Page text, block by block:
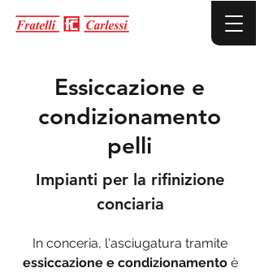
Essiccazione e
condizionamento
pelli
Impianti per la rifinizione
conciaria
In conceria, l'asciugatura tramite
essiccazione e condizionamentoè